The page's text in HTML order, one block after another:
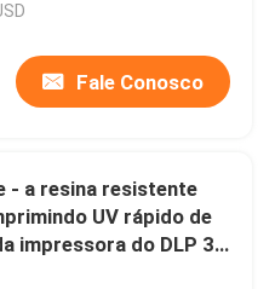
Fale Conosco
- a resina resistente
UV rápido de
impressora do DLP 3D